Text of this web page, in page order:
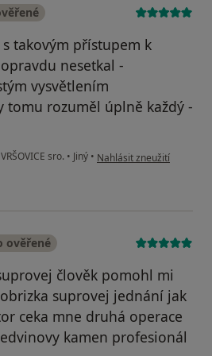
takovým přístupem k
nesetkal -
vysvětlením
tomu rozuměl úplně každý -
sro. • Jiný • podle názoru uživatele M
Nahlásit zneužití
ověřené
člověk pomohl mi
suprovej jednání jak
ceka mne druhá operace
kamen profesionál